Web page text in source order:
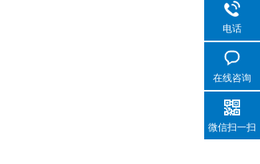
电话
在线咨询
微信扫一扫